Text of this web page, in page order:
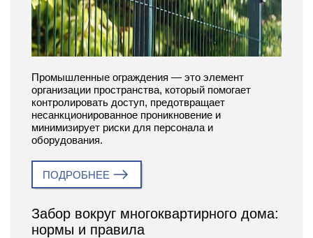
Промышленные ограждения — это элемент
организации пространства, который помогает
контролировать доступ, предотвращает
несанкционированное проникновение и
минимизирует риски для персонала и
оборудования.
ПОДРОБНЕЕ
Забор вокруг многоквартирного дома:
нормы и правила